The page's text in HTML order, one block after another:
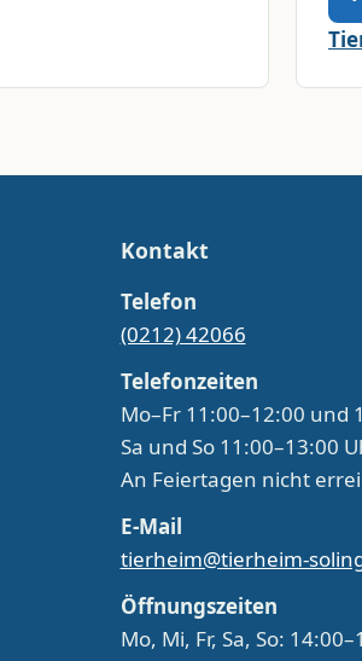
Kontakt
Telefon
(0212) 42066
Telefonzeiten
Mo–Fr 11:00–12:00 und
Sa und So 11:00–13:00
An Feiertagen nicht
E-Mail
tierheim@tierheim-
Öffnungszeiten
Mo, Mi, Fr, Sa, So: